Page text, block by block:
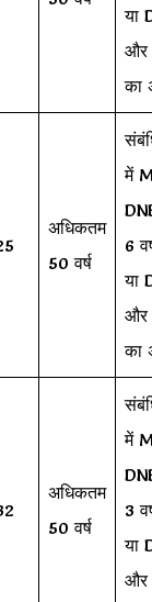
या
और
का
अधिकतम
50 वर्ष
में
6
या
और
का
अधिकतम
50 वर्ष
में
3
या
और